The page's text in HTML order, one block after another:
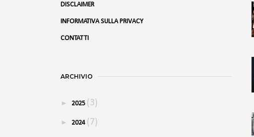
DISCLAIMER
INFORMATIVA SULLA PRIVACY
CONTATTI
ARCHIVIO
► 2025 (3)
► 2024 (7)